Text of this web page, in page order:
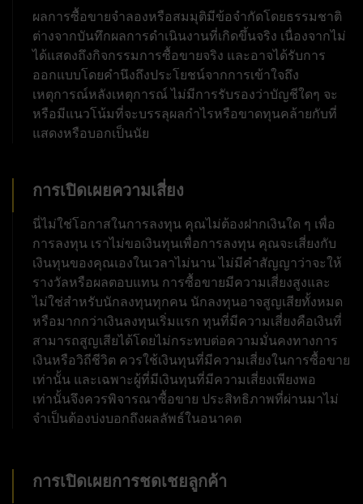
ผลการซื้อขายจำลองหรือสมมุติมีข้อจำกัดโดยธรรมชาติ
ต่างจากบันทึกผลการดำเนินงานที่เกิดขึ้นจริง เนื่องจากไม่
ได้แสดงถึงกิจกรรมการซื้อขายจริง และอาจได้รับการ
ออกแบบโดยคำนึงถึงประโยชน์จากการเข้าใจถึง
เหตุการณ์หลังเหตุการณ์ ไม่มีการรับรองว่าบัญชีใดๆ จะ
หรือมีแนวโน้มที่จะบรรลุผลกำไรหรือขาดทุนคล้ายกับที่
แสดงหรือบอกเป็นนัย
การเปิดเผยความเสี่ยง
นี่ไม่ใช่โอกาสในการลงทุน คุณไม่ต้องฝากเงินใด ๆ เพื่อ
การลงทุน เราไม่ขอเงินทุนเพื่อการลงทุน คุณจะเสี่ยงกับ
เงินทุนของคุณเองในเวลาไม่นาน ไม่มีคำสัญญาว่าจะให้
รางวัลหรือผลตอบแทน การซื้อขายมีความเสี่ยงสูงและ
ไม่ใช่สำหรับนักลงทุนทุกคน นักลงทุนอาจสูญเสียทั้งหมด
หรือมากกว่าเงินลงทุนเริ่มแรก ทุนที่มีความเสี่ยงคือเงินที่
สามารถสูญเสียได้โดยไม่กระทบต่อความมั่นคงทางการ
เงินหรือวิถีชีวิต ควรใช้เงินทุนที่มีความเสี่ยงในการซื้อขาย
เท่านั้น และเฉพาะผู้ที่มีเงินทุนที่มีความเสี่ยงเพียงพอ
เท่านั้นจึงควรพิจารณาซื้อขาย ประสิทธิภาพที่ผ่านมาไม่
จำเป็นต้องบ่งบอกถึงผลลัพธ์ในอนาคต
การเปิดเผยการชดเชยลูกค้า